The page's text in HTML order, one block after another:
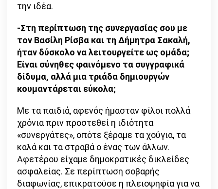
την ιδέα.
-Στη περίπτωση της συνεργασίας σου με
τον Βασίλη Ρίσβα και τη Δήμητρα Σακαλή,
ήταν δύσκολο να λειτουργείτε ως ομάδα;
Είναι σύνηθες φαινόμενο τα συγγραφικά
δίδυμα, αλλά μια τριάδα δημιουργών
κουμαντάρεται εύκολα;
Με τα παιδιά, αφενός ήμασταν φίλοι πολλά
χρόνια πριν προστεθεί η ιδιότητα
«συνεργάτες», οπότε ξέραμε τα χούγια, τα
καλά και τα στραβά ο ένας των άλλων.
Αφετέρου είχαμε δημοκρατικές δικλείδες
ασφαλείας. Σε περίπτωση σοβαρής
διαφωνίας, επικρατούσε η πλειοψηφία για να